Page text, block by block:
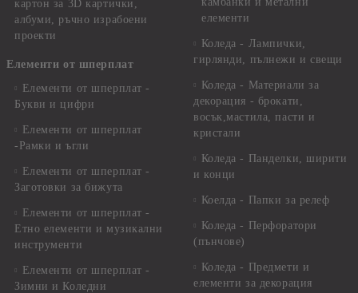
картон за 3D картички,
албуми, ръчно израбоени
проекти
Елементи от шперплат
Елементи от шперплат -
Букви и цифри
Елементи от шперплат
-Рамки и ъгли
Елементи от шперплат -
Заготовки за бижута
Елементи от шперплат -
Етно елементи и музикални
инструменти
Елементи от шперплат -
Зимни и Коледни
елементи
Коледа - Лампички,
гирлянди, пълнежи и свещи
Коледа - Материали за
декорация - брокати,
восък,мастила, пасти и
кристали
Коледа - Панделки, ширити
и конци
Коелда - Папки за релеф
Коледа - Перфоратори
(пънчове)
Коледа - Предмети и
елементи за декорация